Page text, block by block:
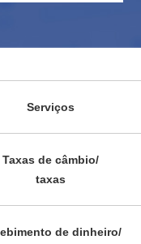
Serviços
Taxas de câmbio/
taxas
de dinheiro/